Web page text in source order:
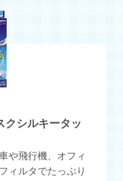
クシルキータッ
や飛行機、オフィ
ィルタでたっぷり